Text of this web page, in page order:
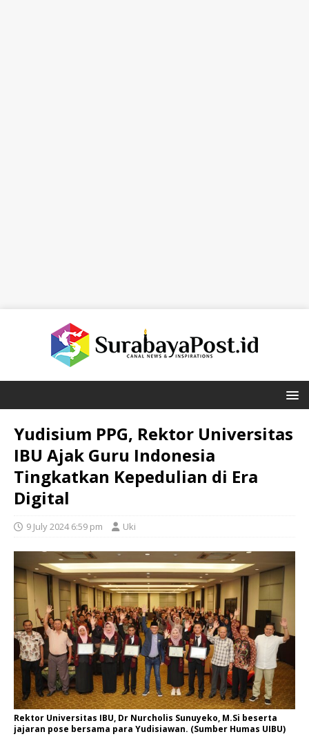
Yudisium PPG, Rektor Universitas
IBU Ajak Guru Indonesia
Tingkatkan Kepedulian di Era
Digital
9 July 2024 6:59 pm Uki
Rektor Universitas IBU, Dr Nurcholis Sunuyeko, M.Si beserta
jajaran pose bersama para Yudisiawan. (Sumber Humas UIBU)